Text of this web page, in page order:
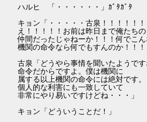
ハルヒ 「・・・・・・」ｶﾞﾀｶﾞﾀ
キョン「・・・・・古泉！！！！！！
え！！！！！お前は昨日まで俺たちの
仲間だったじゃねーか！！！何でこん
機関の命令なら何でもすんのか！！！
古泉「どうやら事情を聞いたようで
命令だからですよ。僕は機関に
属する以上機関の命令には絶対です
個人的な利害にも一致していて
非常にやり易いですけどね・・・」
キョン「どういうことだ！」